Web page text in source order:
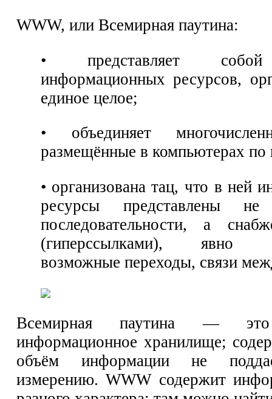
WWW, или Всемирная паутина:
• представляет
информационных ресурсов,
единое целое;
• объединяет
размещённые в компьютерах
• организована тац, что в ней
ресурсы представлены
последовательности, а
(гиперссылками), явно
возможные переходы, связи
Всемирная паутина —
информационное хранилище;
объём информации не
измерению. WWW содержит